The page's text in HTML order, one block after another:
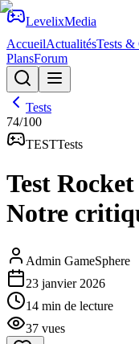
LevelixMedia
AccueilActualitésTests &
PlansForum
Tests
74/100
TESTTests
Test
Notre
Admin GameSphere
23 janvier 2026
14 min de lecture
37 vues